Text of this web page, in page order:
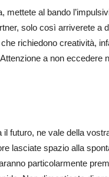
al bando
solo così arriverete a
richiedono creatività,
a non eccedere
futuro, ne vale della
lasciate spazio alla
particolarmente